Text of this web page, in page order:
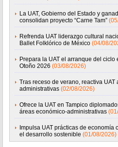
La UAT, Gobierno del Estado y
consolidan proyecto “Carne Tam”
Refrenda UAT liderazgo cultural
Ballet Folklórico de México (04/08/
Prepara la UAT el arranque del ciclo
Otoño 2026 (03/08/2026)
Tras receso de verano, reactiva UAT
administrativas (02/08/2026)
Ofrece la UAT en Tampico
áreas económico-administrativas
Impulsa UAT prácticas de economía
el desarrollo sostenible (01/08/2026)